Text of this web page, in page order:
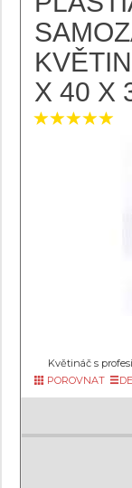
X 40 X
Květináč s
POROVNAT